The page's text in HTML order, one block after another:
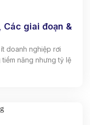
Các giai đoạn &
doanh nghiệp rơi
năng nhưng tỷ lệ